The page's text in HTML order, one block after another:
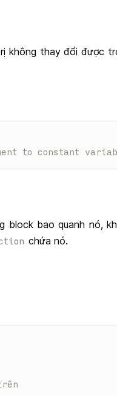
không thay đổi được
to constant
bao quanh nó,
chứa nó.